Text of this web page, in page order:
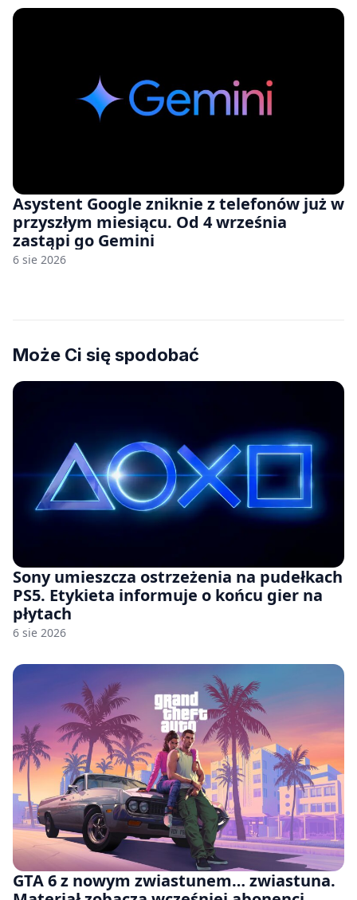
Asystent Google zniknie z telefonów już w
przyszłym miesiącu. Od 4 września
zastąpi go Gemini
6 sie 2026
Może Ci się spodobać
Sony umieszcza ostrzeżenia na pudełkach
PS5. Etykieta informuje o końcu gier na
płytach
6 sie 2026
GTA 6 z nowym zwiastunem… zwiastuna.